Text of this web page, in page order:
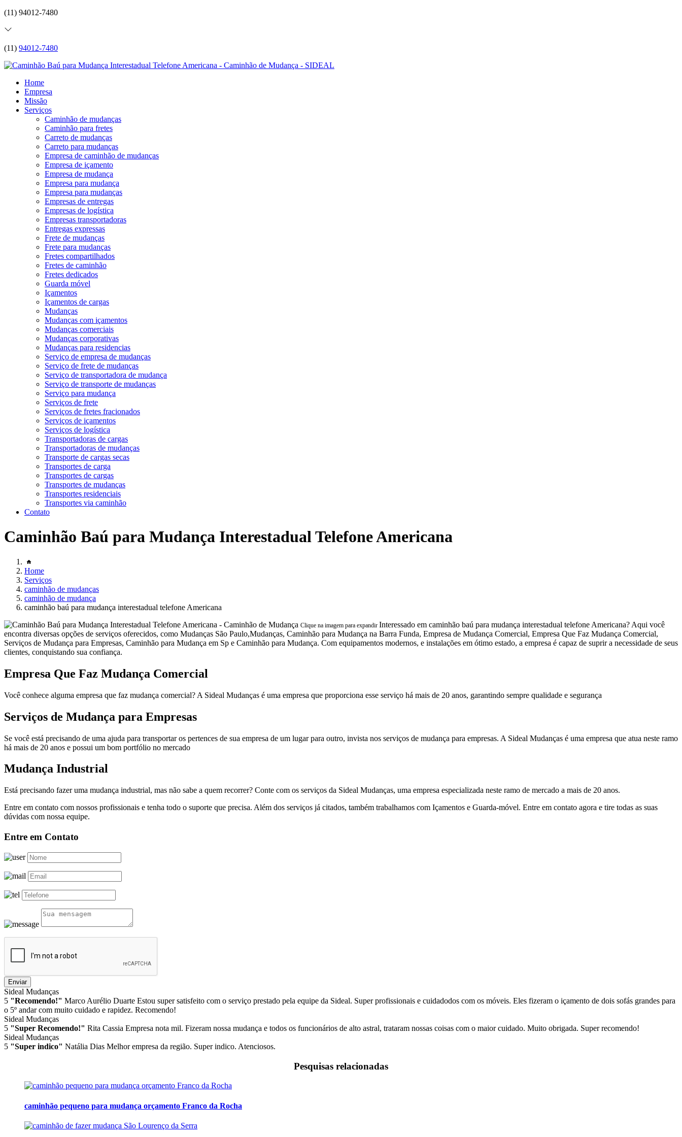
(11) 94012-7480
(11) 94012-7480
Home
Empresa
Missão
Serviços
Caminhão de mudanças
Caminhão para fretes
Carreto de mudanças
Carreto para mudanças
Empresa de caminhão de mudanças
Empresa de içamento
Empresa de mudança
Empresa para mudança
Empresa para mudanças
Empresas de entregas
Empresas de logística
Empresas transportadoras
Entregas expressas
Frete de mudanças
Frete para mudanças
Fretes compartilhados
Fretes de caminhão
Fretes dedicados
Guarda móvel
Içamentos
Içamentos de cargas
Mudanças
Mudanças com içamentos
Mudanças comerciais
Mudanças corporativas
Mudanças para residencias
Serviço de empresa de mudanças
Serviço de frete de mudanças
Serviço de transportadora de mudança
Serviço de transporte de mudanças
Serviço para mudança
Serviços de frete
Serviços de fretes fracionados
Serviços de içamentos
Serviços de logística
Transportadoras de cargas
Transportadoras de mudanças
Transporte de cargas secas
Transportes de carga
Transportes de cargas
Transportes de mudanças
Transportes residenciais
Transportes via caminhão
Contato
Caminhão Baú para Mudança Interestadual Telefone Americana
Home
Serviços
caminhão de mudanças
caminhão de mudança
caminhão baú para mudança interestadual telefone Americana
Clique na imagem para expandir Interessado em caminhão baú para mudança interestadual telefone Americana? Aqui você
encontra diversas opções de serviços oferecidos, como Mudanças São Paulo,Mudanças, Caminhão para Mudança na Barra Funda, Empresa de Mudança Comercial, Empresa Que Faz Mudança Comercial,
Serviços de Mudança para Empresas, Caminhão para Mudança em Sp e Caminhão para Mudança. Com equipamentos modernos, e instalações em ótimo estado, a empresa é capaz de suprir a necessidade de seus
clientes, conquistando sua confiança.
Empresa Que Faz Mudança Comercial
Você conhece alguma empresa que faz mudança comercial? A Sideal Mudanças é uma empresa que proporciona esse serviço há mais de 20 anos, garantindo sempre qualidade e segurança
Serviços de Mudança para Empresas
Se você está precisando de uma ajuda para transportar os pertences de sua empresa de um lugar para outro, invista nos serviços de mudança para empresas. A Sideal Mudanças é uma empresa que atua neste ramo
há mais de 20 anos e possui um bom portfólio no mercado
Mudança Industrial
Está precisando fazer uma mudança industrial, mas não sabe a quem recorrer? Conte com os serviços da Sideal Mudanças, uma empresa especializada neste ramo de mercado a mais de 20 anos.
Entre em contato com nossos profissionais e tenha todo o suporte que precisa. Além dos serviços já citados, também trabalhamos com Içamentos e Guarda-móvel. Entre em contato agora e tire todas as suas
dúvidas com nossa equipe.
Entre em Contato
Enviar
Sideal Mudanças
5 "Recomendo!" Marco Aurélio Duarte Estou super satisfeito com o serviço prestado pela equipe da Sideal. Super profissionais e cuidadodos com os móveis. Eles fizeram o içamento de dois sofás grandes para
o 5º andar com muito cuidado e rapidez. Recomendo!
Sideal Mudanças
5 "Super Recomendo!" Rita Cassia Empresa nota mil. Fizeram nossa mudança e todos os funcionários de alto astral, trataram nossas coisas com o maior cuidado. Muito obrigada. Super recomendo!
Sideal Mudanças
5 "Super indico" Natália Dias Melhor empresa da região. Super indico. Atenciosos.
Pesquisas relacionadas
caminhão pequeno para mudança orçamento Franco da Rocha